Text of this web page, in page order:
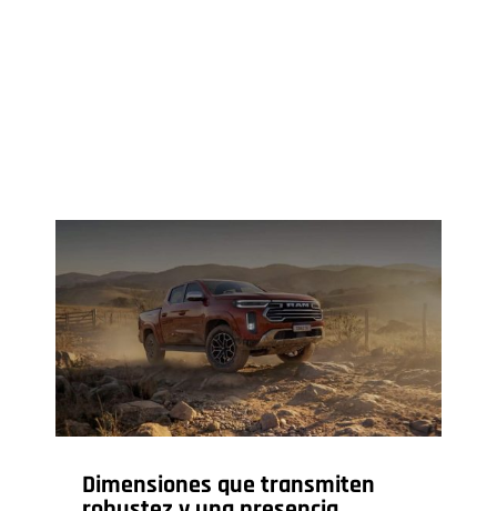
Dimensiones que transmiten